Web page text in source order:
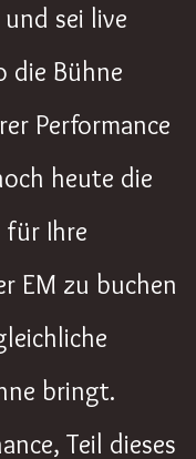
sei live
die Bühne
Performance
heute die
für Ihre
EM zu buchen
bringt.
Teil dieses